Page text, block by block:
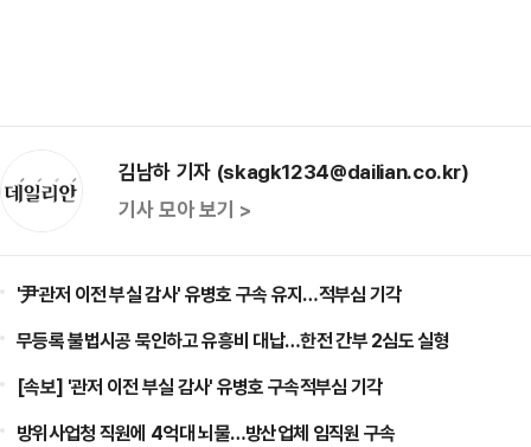
김남하 기자 (skagk1234@dailian.co.kr)
기사 모아 보기 >
'尹관저 이전 부실 감사' 유병호 구속 유지…적부심 기각
무등록 불법시공 묵인하고 유흥비 대납…한전 간부 2심도 실형
[속보] '관저 이전 부실 감사' 유병호 구속적부심 기각
방위사업청 직원에 4억대 뇌물…방산업체 임직원 구속